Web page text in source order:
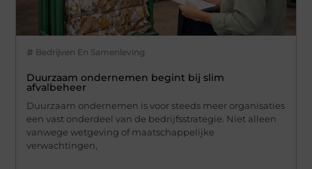
Bedrijven En Samenleving
Duurzaam ondernemen begint bij slim
afvalbeheer
Duurzaam ondernemen is voor steeds meer organisaties
een vast onderdeel van de bedrijfsstrategie. Niet alleen
vanwege wetgeving of maatschappelijke
verwachtingen,